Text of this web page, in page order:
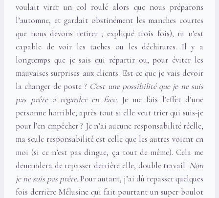
voulait virer un col roulé alors que nous préparons
l’automne, et gardait obstinément les manches courtes
que nous devons retirer ; expliqué trois fois), ni n’est
capable de voir les taches ou les déchirures. Il y a
longtemps que je sais qui répartir ou, pour éviter les
mauvaises surprises aux clients. Est-ce que je vais devoir
la changer de poste ? C’est une possibilité que je ne suis
pas prête à regarder en face.Je me fais l’effet d’une
personne horrible, après tout si elle veut trier qui suis-je
pour l’en empêcher ? Je n’ai aucune responsabilité réelle,
ma seule responsabilité est celle que les autres voient en
moi (si ce n’est pas dingue, ça tout de même). Cela me
demandera de repasser derrière elle, double travail. Non
je ne suis pas prête.Pour autant, j’ai dû repasser quelques
fois derrière Mélusine qui fait pourtant un super boulot